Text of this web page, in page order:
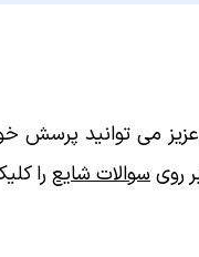
می توانید پرسش
رویسوالات شایع را